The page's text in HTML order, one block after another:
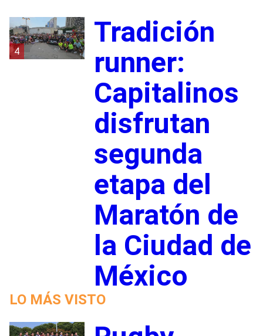
4
Tradición
runner:
Capitalinos
disfrutan
segunda
etapa del
Maratón de
la Ciudad de
México
LO MÁS VISTO